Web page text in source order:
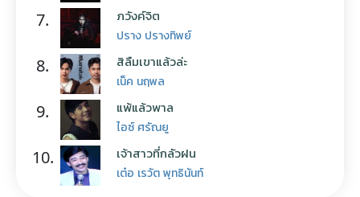
7. ภวังค์จิต
ปราง ปรางทิพย์
8. สิลืมเขาแล้วล่ะ
เน็ค นฤพล
9. แพ้แล้วพาล
ไอซ์ ศรัณยู
10. เจ้าสาวที่กลัวฝน
เต๋อ เรวัต พุทธินันท์